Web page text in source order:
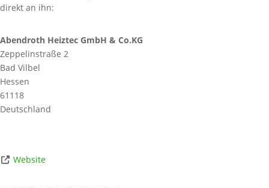
direkt an ihn:
Abendroth Heiztec GmbH & Co.KG
Zeppelinstraße 2
Bad Vilbel
Hessen
61118
Deutschland
Website